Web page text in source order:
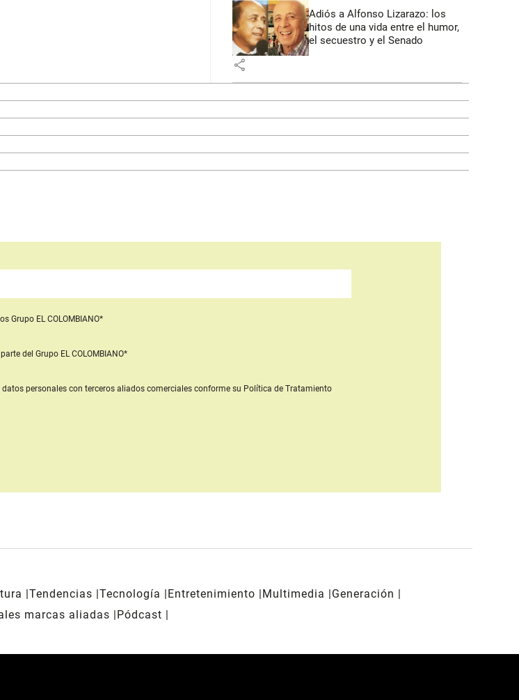
Adiós a Alfonso Lizarazo: los
hitos de una vida entre el humor,
el secuestro y el Senado
share
Grupo EL COLOMBIANO*
del Grupo EL COLOMBIANO*
personales con terceros aliados comercialesconforme su Política de Tratamiento
Tendencias Tecnología Entretenimiento Multimedia
Generación
marcas aliadas
Pódcast